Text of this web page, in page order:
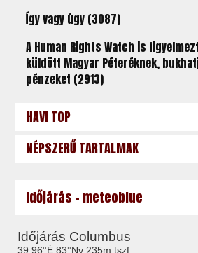
Így vagy úgy (3087)
A Human Rights Watch is
küldött Magyar Péteréknek,
pénzeket (2913)
HAVI TOP
NÉPSZERŰ TARTALMAK
Időjárás - meteoblue